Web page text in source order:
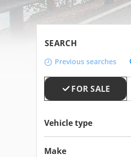
SEARCH
Previous searches
FOR SALE
Vehicle type
Make